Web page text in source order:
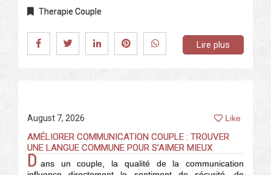
Therapie Couple
Lire plus
August 7, 2026 Like
AMÉLIORER COMMUNICATION COUPLE : TROUVER
UNE LANGUE COMMUNE POUR S’AIMER MIEUX
D ans un couple, la qualité de la communication